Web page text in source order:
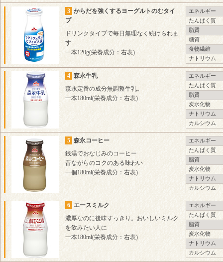
3 からだを強くするヨーグルトのむタイ
プ
ドリンクタイプで毎日無理なく続けられま
す
一本120g(栄養成分：右表)
エネルギー
たんぱく質
脂質
糖質
食物繊維
ナトリウム
4 森永牛乳
森永定番の成分無調整牛乳。
一本180ml(栄養成分：右表)
エネルギー
たんぱく質
脂質
炭水化物
ナトリウム
カルシウム
5 森永コーヒー
銭湯でおなじみのコーヒー
昔ながらのコクのある味わい
一個180ml(栄養成分：右表)
エネルギー
たんぱく質
脂質
炭水化物
ナトリウム
カルシウム
6 エースミルク
濃厚なのに後味すっきり。おいしいミルク
を飲みたい人に
一本180ml(栄養成分：右表)
エネルギー
たんぱく質
脂質
炭水化物
ナトリウム
カルシウム